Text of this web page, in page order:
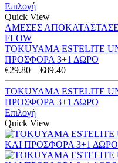
Επιλογή
Quick View
ΑΜΕΣΕΣ
FLOW
TOKUYAMA ESTELITE
ΠΡΟΣΦΟΡΑ 3+1 ΔΩΡΟ
€29.80 – €89.40Price
range:
€29.80
through
TOKUYAMA ESTELITE
ΠΡΟΣΦΟΡΑ 3+1 ΔΩΡΟ
Επιλογή
Quick View